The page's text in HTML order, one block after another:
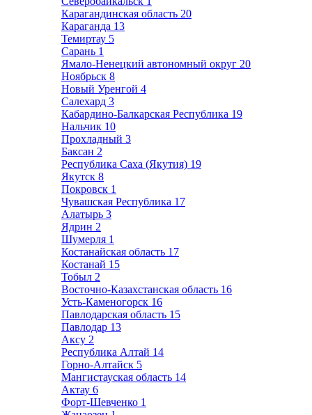
Карагандинская область 20
Караганда 13
Темиртау 5
Сарань 1
Ямало-Ненецкий автономный округ 20
Ноябрьск 8
Новый Уренгой 4
Салехард 3
Кабардино-Балкарская Республика 19
Нальчик 10
Прохладный 3
Баксан 2
Республика Саха (Якутия) 19
Якутск 8
Покровск 1
Чувашская Республика 17
Алатырь 3
Ядрин 2
Шумерля 1
Костанайская область 17
Костанай 15
Тобыл 2
Восточно-Казахстанская область 16
Усть-Каменогорск 16
Павлодарская область 15
Павлодар 13
Аксу 2
Республика Алтай 14
Горно-Алтайск 5
Мангистауская область 14
Актау 6
Форт-Шевченко 1